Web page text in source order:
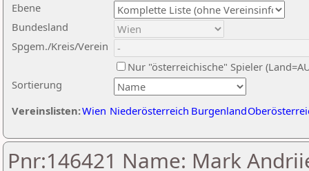
Ebene
Sortierung
Bundesland
Spgem./Kreis/Verein
Nur "österreichische" Spieler
Vereinslisten:Wien Niederösterreich Burgenland
Pnr:146421 Name: Mark